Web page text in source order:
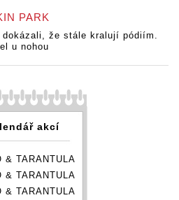
PARK
že stále kralují pódiím.
u nohou
akcí
& TARANTULA
& TARANTULA
& TARANTULA